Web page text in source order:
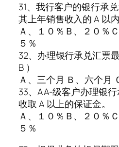
31、我行客户的银行承
其上年销售收入的 A 以内
Ａ、１０％Ｂ、２０％
５％
32、办理银行承兑汇票
B ）
Ａ、三个月 Ｂ、六个月
33、AA-级客户办理银
收取 A 以上的保证金。
Ａ、１０％Ｂ、２０％
５％